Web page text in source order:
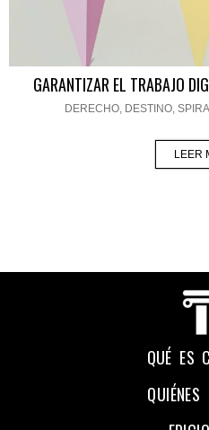
GARANTIZAR EL TRABAJO
DERECHO, DESTINO,
LEER
QUÉ ES
QUIÉNES